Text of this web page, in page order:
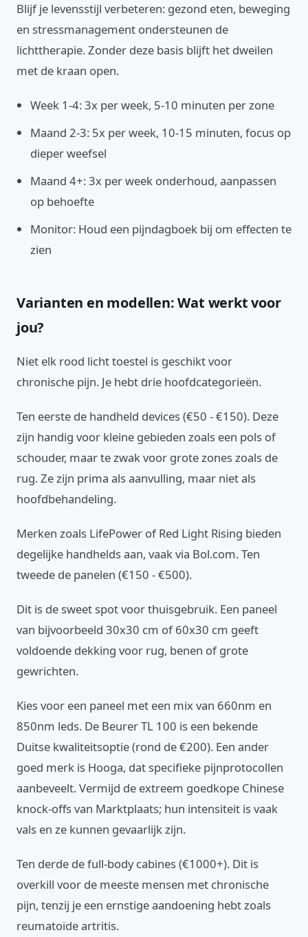
Blijf je levensstijl verbeteren: gezond eten, beweging
en stressmanagement ondersteunen de
lichttherapie. Zonder deze basis blijft het dweilen
met de kraan open.
Week 1-4: 3x per week, 5-10 minuten per zone
Maand 2-3: 5x per week, 10-15 minuten, focus op
dieper weefsel
Maand 4+: 3x per week onderhoud, aanpassen
op behoefte
Monitor: Houd een pijndagboek bij om effecten te
zien
Varianten en modellen: Wat werkt voor
jou?
Niet elk rood licht toestel is geschikt voor
chronische pijn. Je hebt drie hoofdcategorieën.
Ten eerste de handheld devices (€50 - €150). Deze
zijn handig voor kleine gebieden zoals een pols of
schouder, maar te zwak voor grote zones zoals de
rug. Ze zijn prima als aanvulling, maar niet als
hoofdbehandeling.
Merken zoals LifePower of Red Light Rising bieden
degelijke handhelds aan, vaak via Bol.com. Ten
tweede de panelen (€150 - €500).
Dit is de sweet spot voor thuisgebruik. Een paneel
van bijvoorbeeld 30x30 cm of 60x30 cm geeft
voldoende dekking voor rug, benen of grote
gewrichten.
Kies voor een paneel met een mix van 660nm en
850nm leds. De Beurer TL 100 is een bekende
Duitse kwaliteitsoptie (rond de €200). Een ander
goed merk is Hooga, dat specifieke pijnprotocollen
aanbeveelt. Vermijd de extreem goedkope Chinese
knock-offs van Marktplaats; hun intensiteit is vaak
vals en ze kunnen gevaarlijk zijn.
Ten derde de full-body cabines (€1000+). Dit is
overkill voor de meeste mensen met chronische
pijn, tenzij je een ernstige aandoening hebt zoals
reumatoïde artritis.